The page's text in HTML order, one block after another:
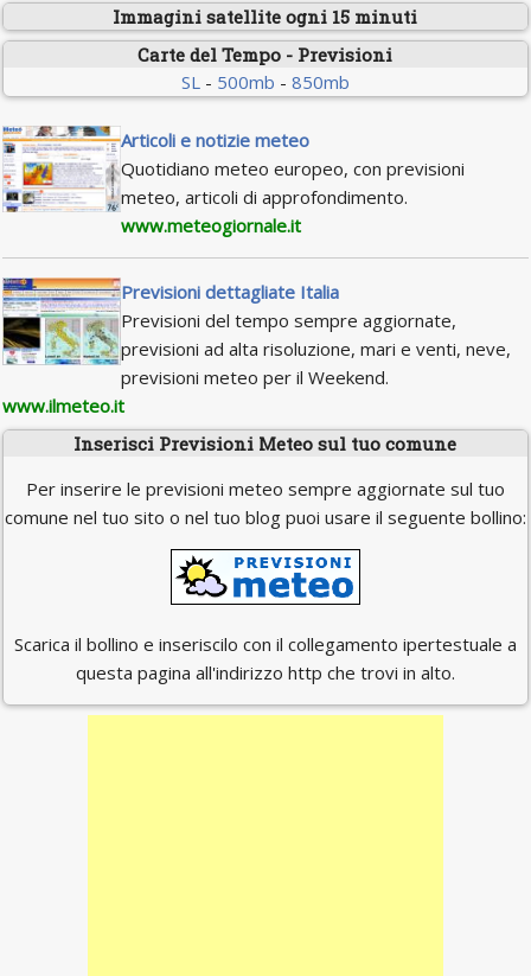
Immagini satellite ogni 15 minuti
Carte del Tempo - Previsioni
SL- 500mb - 850mb
Articoli e notizie meteo
Quotidiano meteo europeo, con previsioni
meteo, articoli di approfondimento.
www.meteogiornale.it
Previsioni dettagliate Italia
Previsioni del tempo sempre aggiornate,
previsioni ad alta risoluzione, mari e venti, neve,
previsioni meteo per il Weekend.
www.ilmeteo.it
Inserisci Previsioni Meteo sul tuo comune
Per inserire le previsioni meteo sempre aggiornate sul tuo
comune nel tuo sito o nel tuo blog puoi usare il seguente bollino:
Scarica il bollino e inseriscilo con il collegamento ipertestuale a
questa pagina all'indirizzo http che trovi in alto.